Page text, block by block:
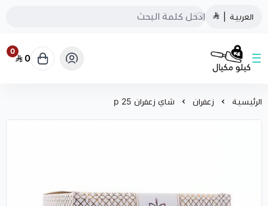
العربية
كيلو مكيال
0
0
الرئيسية زعفران شاي زعفران 25 p